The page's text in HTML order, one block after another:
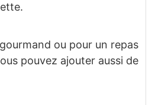
ou pour un repas
pouvez ajouter aussi de